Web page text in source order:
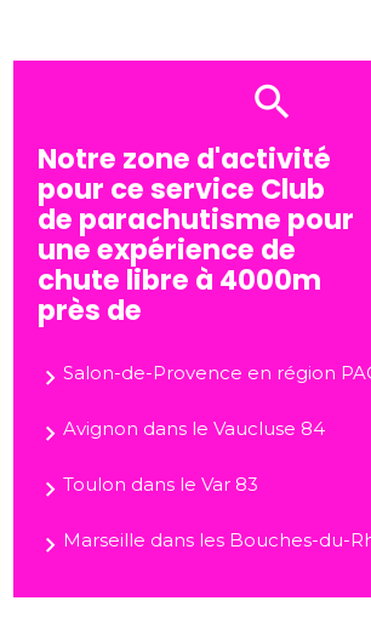
Notre zone d'activité
pour ce service Club
de parachutisme pour
une expérience de
chute libre à 4000m
près de
Salon-de-Provence en région
Avignon dans le Vaucluse 84
Toulon dans le Var 83
Marseille dans les Bouches-du-